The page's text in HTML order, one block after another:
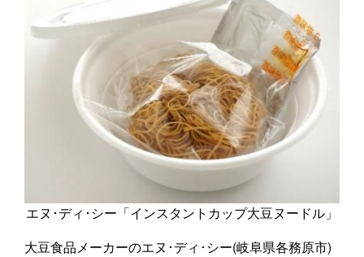
エヌ･ディ･シー「インスタントカップ大豆ヌードル」
大豆食品メーカーのエヌ･ディ･シー(岐阜県各務原市)